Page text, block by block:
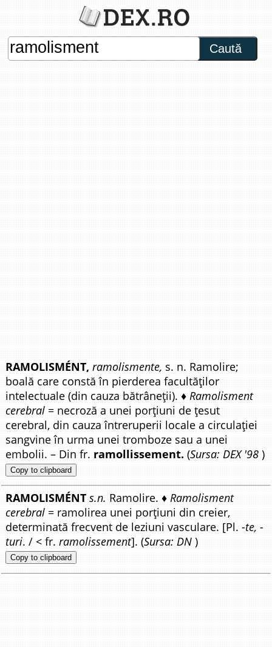
Caută
RAMOLISMÉNT, ramolismente, s. n. Ramolire;
boală care constă în pierderea facultăților
intelectuale (din cauza bătrâneții). ♦Ramolisment
cerebral = necroză a unei porțiuni de țesut
cerebral, din cauza întreruperii locale a circulației
sangvine în urma unei tromboze sau a unei
embolii. – Din fr. ramollissement. (Sursa: DEX '98 )
Copy to clipboard
RAMOLISMÉNT s.n. Ramolire. ♦Ramolisment
cerebral = ramolirea unei porțiuni din creier,
determinată frecvent de leziuni vasculare. [Pl.-te, -
turi. / < fr.ramolissement]. (Sursa: DN )
Copy to clipboard